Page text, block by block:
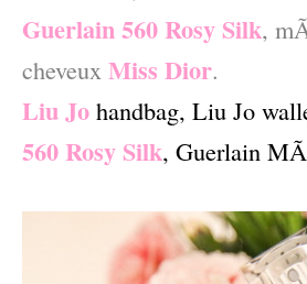
Guerlain 560 Rosy Silk,
cheveux Miss Dior.
Liu Jo handbag, Liu Jo
560 Rosy Silk, Guerlain